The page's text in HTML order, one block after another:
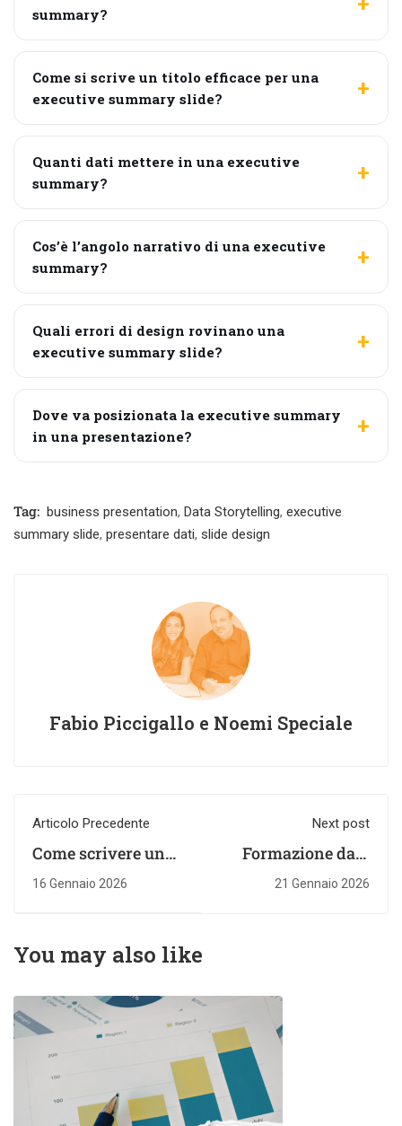
summary?
Come si scrive un titolo efficace per una
executive summary slide?
Quanti dati mettere in una executive
summary?
Cos’è l’angolo narrativo di una executive
summary?
Quali errori di design rovinano una
executive summary slide?
Dove va posizionata la executive summary
in una presentazione?
Tag: business presentation, Data Storytelling, executive
summary slide, presentare dati, slide design
Fabio Piccigallo e Noemi Speciale
Articolo Precedente
Come scrivere un
report che tutti
leggeranno fino in
16 Gennaio 2026
Next post
Formazione data
storytelling: scopri
corsi per
21 Gennaio 2026
You may also like